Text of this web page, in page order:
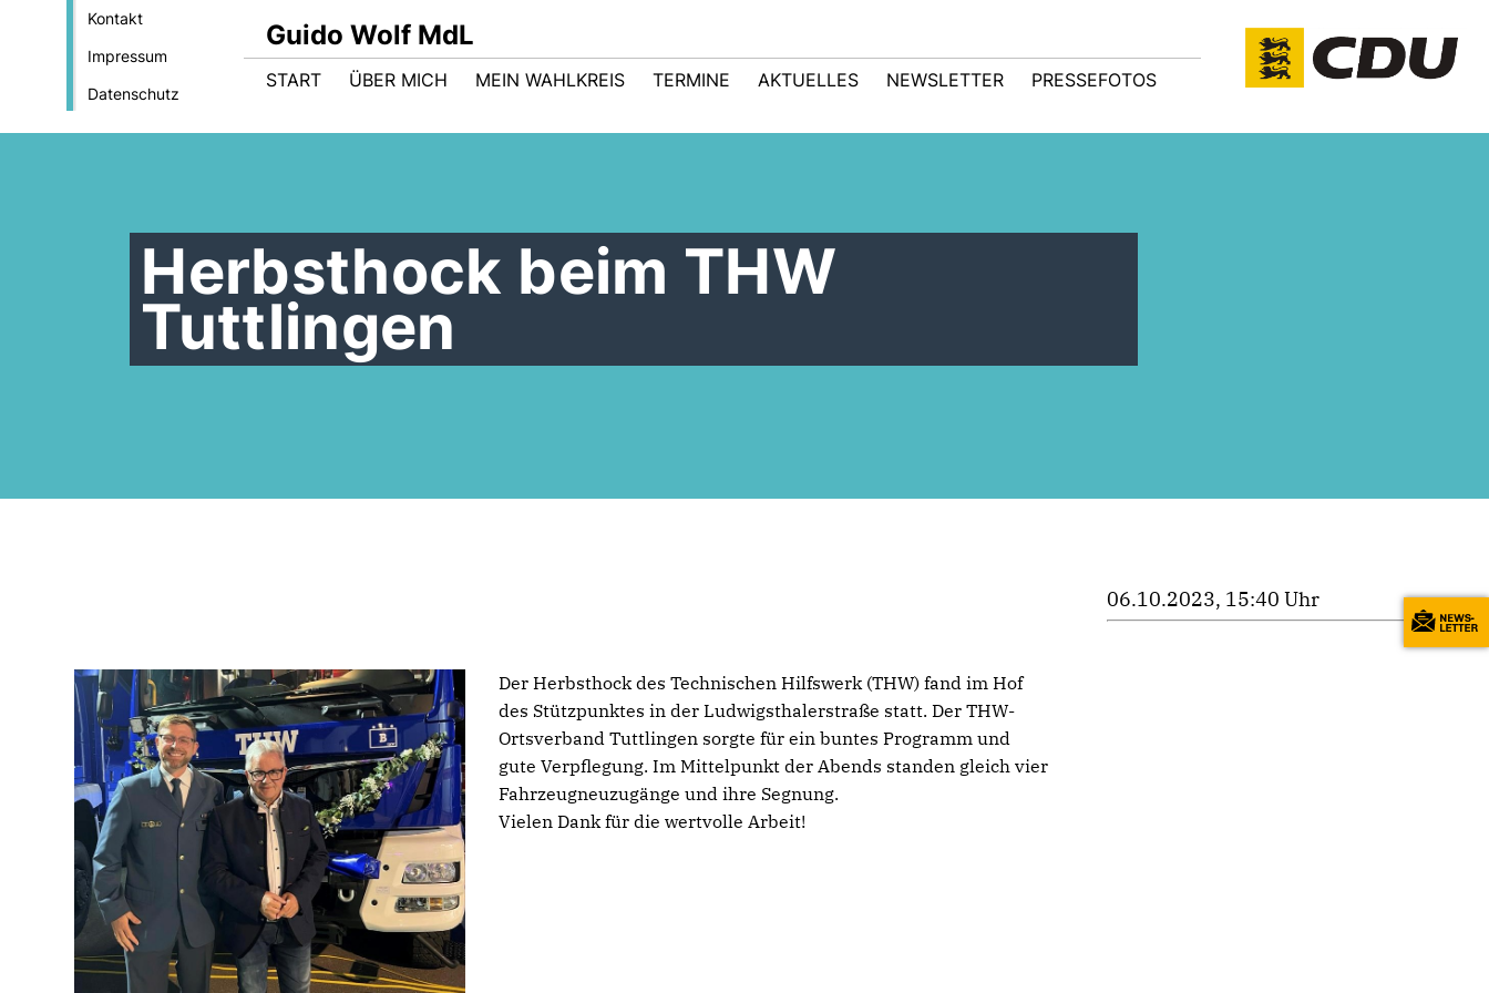
Kontakt
Impressum
Datenschutz
Guido Wolf MdL
START ÜBER MICH MEIN WAHLKREIS TERMINE AKTUELLES NEWSLETTER PRESSEFOTOS
Herbsthock beim THW
Tuttlingen
Der Herbsthock des Technischen Hilfswerk (THW) fand im Hof
des Stützpunktes in der Ludwigsthalerstraße statt. Der THW-
Ortsverband Tuttlingen sorgte für ein buntes Programm und
gute Verpflegung. Im Mittelpunkt der Abends standen gleich vier
Fahrzeugneuzugänge und ihre Segnung.
Vielen Dank für die wertvolle Arbeit!
06.10.2023, 15:40 Uhr